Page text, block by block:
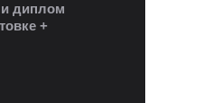
диплом
+